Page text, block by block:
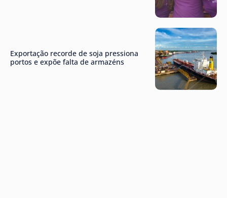
Exportação recorde de soja pressiona
portos e expõe falta de armazéns